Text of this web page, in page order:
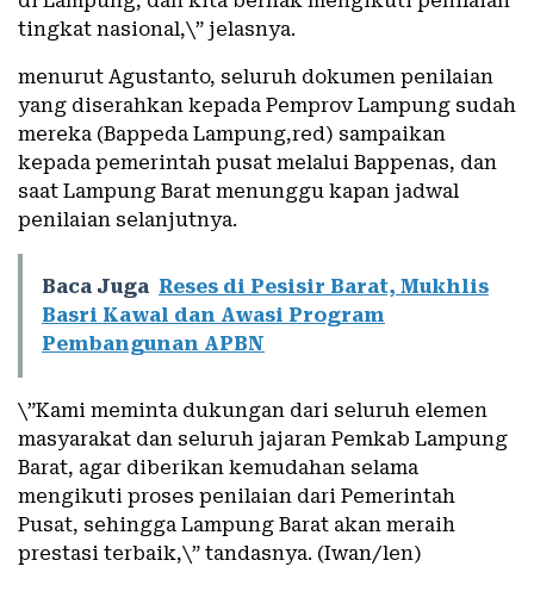
tingkat nasional,\” jelasnya.
menurut Agustanto, seluruh dokumen penilaian
yang diserahkan kepada Pemprov Lampung sudah
mereka (Bappeda Lampung,red) sampaikan
kepada pemerintah pusat melalui Bappenas, dan
saat Lampung Barat menunggu kapan jadwal
penilaian selanjutnya.
Baca Juga Reses di Pesisir Barat, Mukhlis
Basri Kawal dan Awasi Program
Pembangunan APBN
\”Kami meminta dukungan dari seluruh elemen
masyarakat dan seluruh jajaran Pemkab Lampung
Barat, agar diberikan kemudahan selama
mengikuti proses penilaian dari Pemerintah
Pusat, sehingga Lampung Barat akan meraih
prestasi terbaik,\” tandasnya. (Iwan/len)